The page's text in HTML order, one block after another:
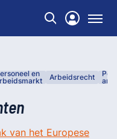
en
Arbeidsrecht
van het Europese